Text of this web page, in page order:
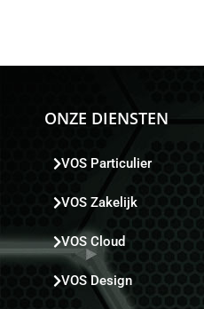
ONZE DIENSTEN
VOS Particulier
VOS Zakelijk
VOS Cloud
VOS Design